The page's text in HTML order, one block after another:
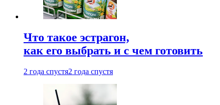
Что такое эстрагон,
как его выбрать и с чем готовить
2 года спустя2 года спустя